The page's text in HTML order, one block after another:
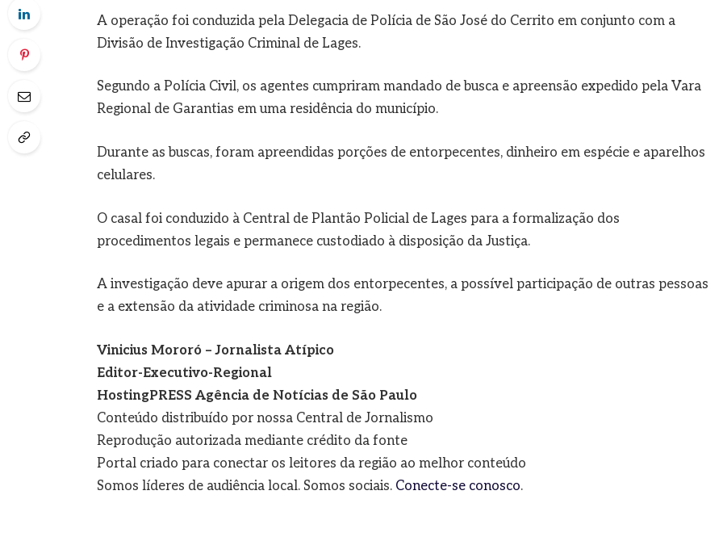
A operação foi conduzida pela Delegacia de Polícia de São José do Cerrito em conjunto com a
Divisão de Investigação Criminal de Lages.
Segundo a Polícia Civil, os agentes cumpriram mandado de busca e apreensão expedido pela Vara
Regional de Garantias em uma residência do município.
Durante as buscas, foram apreendidas porções de entorpecentes, dinheiro em espécie e aparelhos
celulares.
O casal foi conduzido à Central de Plantão Policial de Lages para a formalização dos
procedimentos legais e permanece custodiado à disposição da Justiça.
A investigação deve apurar a origem dos entorpecentes, a possível participação de outras pessoas
e a extensão da atividade criminosa na região.
Vinicius Mororó – Jornalista Atípico
Editor-Executivo-Regional
HostingPRESS Agência de Notícias de São Paulo
Conteúdo distribuído por nossa Central de Jornalismo
Reprodução autorizada mediante crédito da fonte
Portal criado para conectar os leitores da região ao melhor conteúdo
Somos líderes de audiência local. Somos sociais. Conecte-se conosco.